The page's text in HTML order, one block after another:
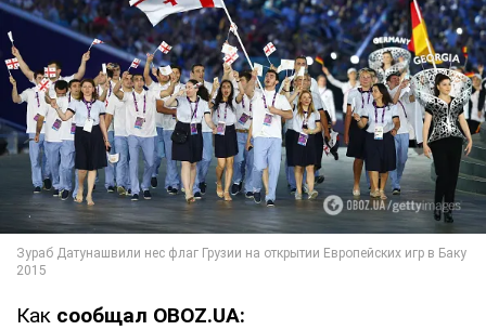
Как сообщал OBOZ.UA: